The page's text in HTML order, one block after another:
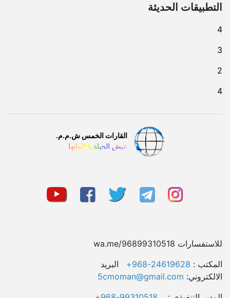
التطبيقات الحديثة
4
3
2
4
القارات الخمس ش.م.م.
عيش الحياة بالالوانها
للاستفسارات wa.me/96899310518
المکتب : 24619628-968+
البريد
الالكتروني: 5cmoman@gmail.com